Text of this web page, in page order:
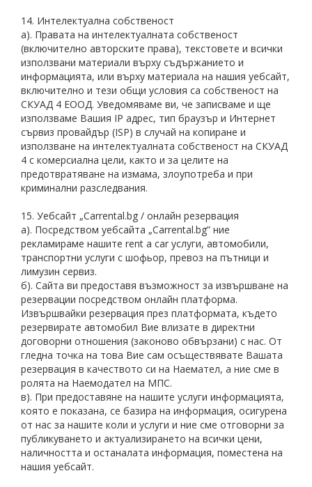
14. Интелектуална собственост
а). Правата на интелектуалната собственост
(включително авторските права), текстовете и всички
използвани материали върху съдържанието и
информацията, или върху материала на нашия уебсайт,
включително и тези общи условия са собственост на
СКУАД 4 ЕООД. Уведомяваме ви, че записваме и ще
използваме Вашия IP адрес, тип браузър и Интернет
сървиз провайдър (ISP) в случай на копиране и
използване на интелектуалната собственост на СКУАД
4 с комерсиална цели, както и за целите на
предотвратяване на измама, злоупотреба и при
криминални разследвания.
15. Уебсайт „Carrental.bg / онлайн резервация
а). Посредством уебсайта „Carrental.bg” ние
рекламираме нашите rent a car услуги, автомобили,
транспортни услуги с шофьор, превоз на пътници и
лимузин сервиз.
б). Сайта ви предоставя възможност за извършване на
резервации посредством онлайн платформа.
Извършвайки резервация през платформата, където
резервирате автомобил Вие влизате в директни
договорни отношения (законово обвързани) с нас. От
гледна точка на това Вие сам осъществявате Вашата
резервация в качеството си на Наемател, а ние сме в
ролята на Наемодател на МПС.
в). При предоставяне на нашите услуги информацията,
която е показана, се базира на информация, осигурена
от нас за нашите коли и услуги и ние сме отговорни за
публикуването и актуализирането на всички цени,
наличността и останалата информация, поместена на
нашия уебсайт.